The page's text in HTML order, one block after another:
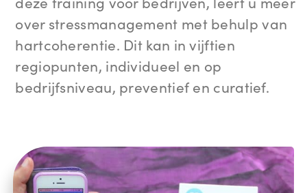
over stressmanagement met behulp van
hartcoherentie. Dit kan in vijftien
regiopunten, individueel en op
bedrijfsniveau, preventief en curatief.